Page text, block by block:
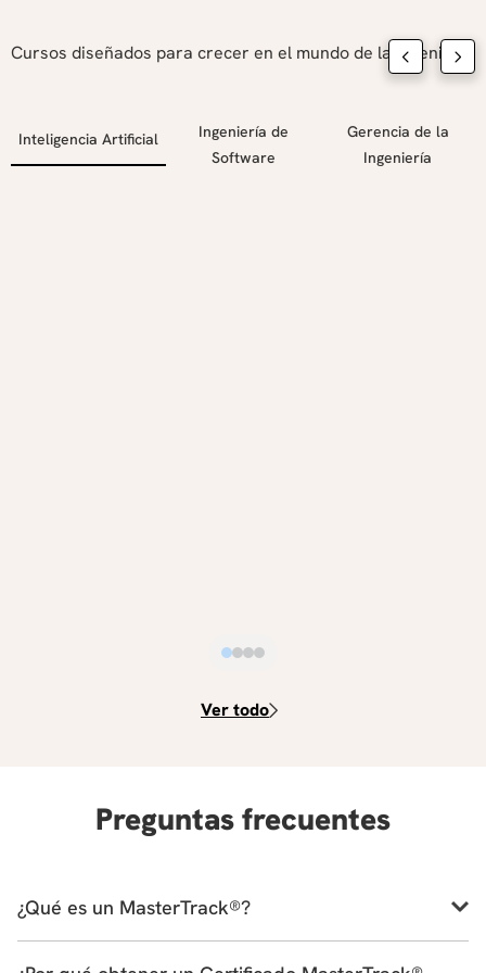
Cursos diseñados para crecer en el mundo de la ingeniería
Inteligencia Artificial
Ingeniería de
Software
Gerencia de la
Ingeniería
Ver todo
Preguntas frecuentes
¿Qué es un MasterTrack®?